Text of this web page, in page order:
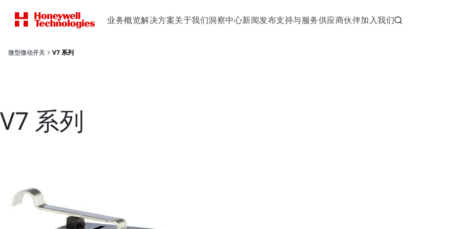
业务概览解决方案关于我们洞察中心新闻发布支持与服务供应商伙伴加入我们
微型微动开关 V7 系列
V7 系列